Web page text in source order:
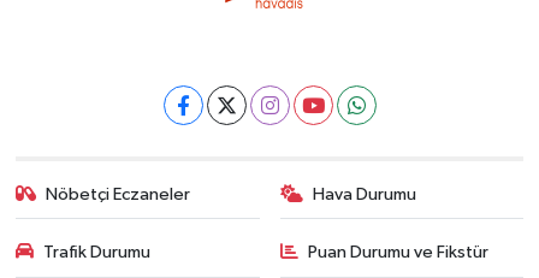
Nöbetçi Eczaneler Hava Durumu
Trafik Durumu Puan Durumu ve Fikstür